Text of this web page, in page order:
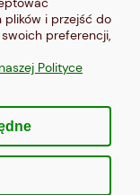
plików i przejść do
preferencji,
Polityce